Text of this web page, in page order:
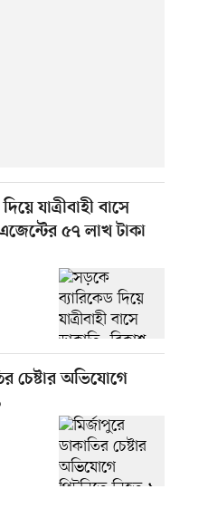
যাত্রীবাহী বাসে
৫৭ লাখ টাকা
চেষ্টার অভিযোগে